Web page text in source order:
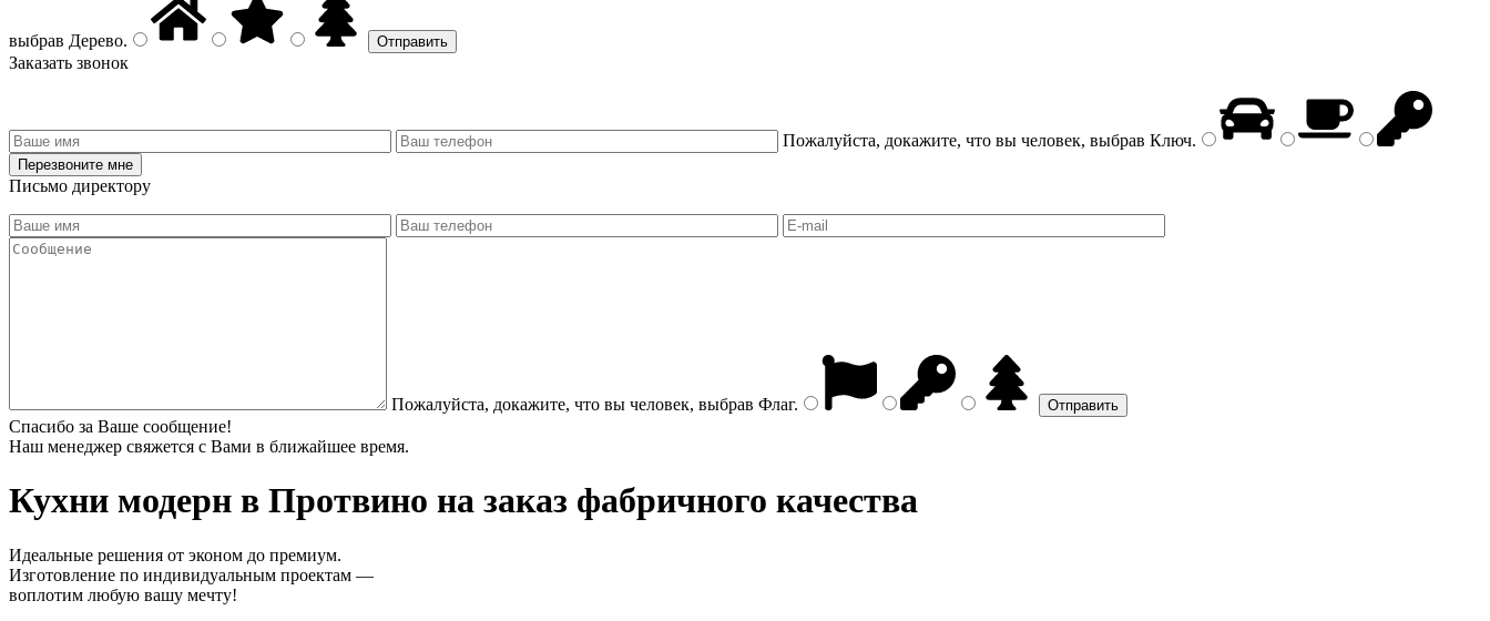
выбрав Дерево.
Заказать звонок
Пожалуйста, докажите, что вы человек, выбрав Ключ.
Письмо директору
Пожалуйста, докажите, что вы человек, выбрав Флаг.
Спасибо за Ваше сообщение!
Наш менеджер свяжется с Вами в ближайшее время.
Кухни модерн в Протвино на заказ фабричного качества
Идеальные решения от эконом до премиум.
Изготовление по индивидуальным проектам —
воплотим любую вашу мечту!